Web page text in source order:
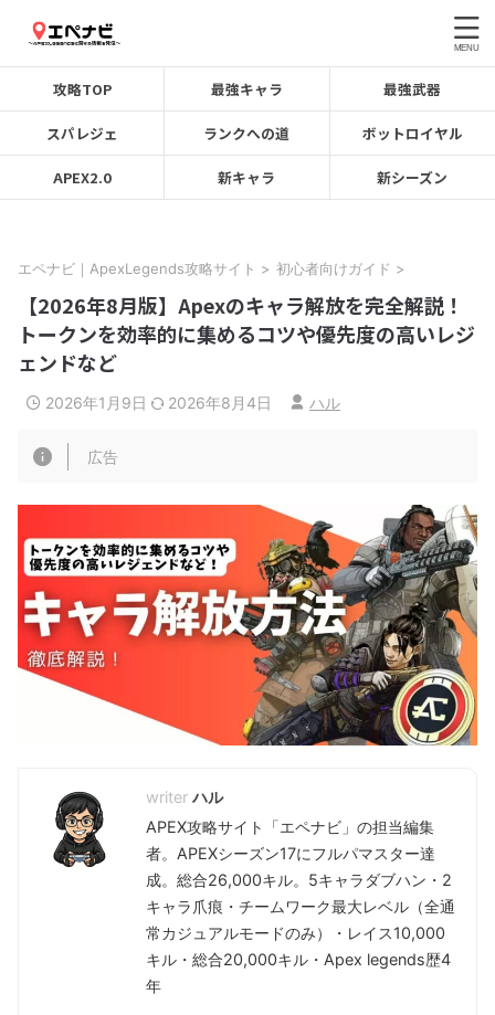
攻略TOP 最強キャラ 最強武器
スパレジェ ランクへの道 ボットロイヤル
APEX2.0 新キャラ 新シーズン
エペナビ｜ApexLegends攻略サイト > 初心者向けガイド >
【2026年8月版】Apexのキャラ解放を完全解説！
トークンを効率的に集めるコツや優先度の高いレジ
ェンドなど
2026年1月9日 2026年8月4日 ハル
広告
ハル
APEX攻略サイト「エペナビ」の担当編集
者。APEXシーズン17にフルパマスター達
成。総合26,000キル。5キャラダブハン・2
キャラ爪痕・チームワーク最大レベル（全通
常カジュアルモードのみ）・レイス10,000
キル・総合20,000キル・Apex legends歴4
年